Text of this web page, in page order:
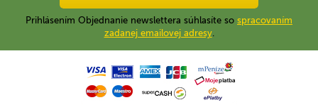
Prihlásením Objednanie newslettera súhlasíte so spracovaním
zadanej emailovej adresy.